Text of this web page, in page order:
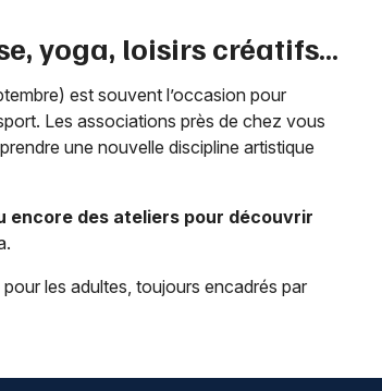
yoga, loisirs créatifs…
est souvent l’occasion pour
Les associations près de chez vous
une nouvelle discipline artistique
encore des ateliers pour découvrir
les adultes, toujours encadrés par